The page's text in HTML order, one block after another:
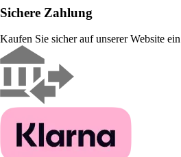
Sichere Zahlung
Kaufen Sie sicher auf unserer Website ein